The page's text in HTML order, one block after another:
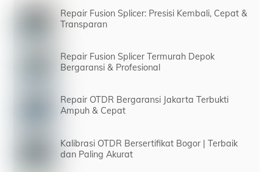
Repair Fusion Splicer: Presisi Kembali, Cepat &
Transparan
Repair Fusion Splicer Termurah Depok
Bergaransi & Profesional
Repair OTDR Bergaransi Jakarta Terbukti
Ampuh & Cepat
Kalibrasi OTDR Bersertifikat Bogor | Terbaik
dan Paling Akurat